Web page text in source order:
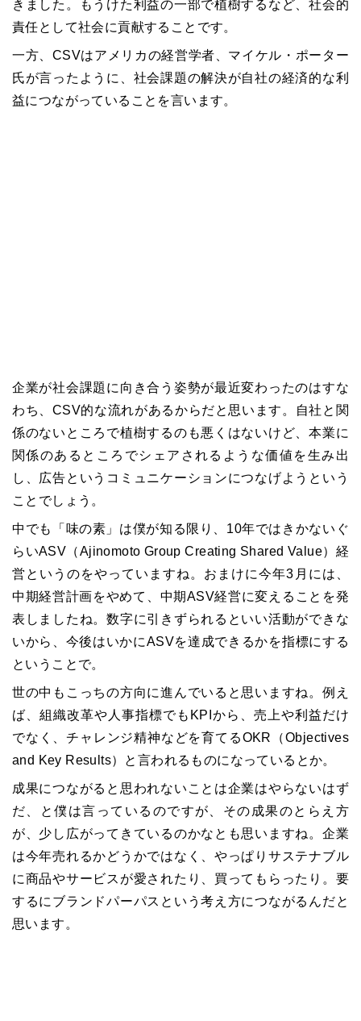
きました。もうけた利益の一部で植樹するなど、社会的
責任として社会に貢献することです。
一方、CSVはアメリカの経営学者、マイケル・ポーター
氏が言ったように、社会課題の解決が自社の経済的な利
益につながっていることを言います。
企業が社会課題に向き合う姿勢が最近変わったのはすな
わち、CSV的な流れがあるからだと思います。自社と関
係のないところで植樹するのも悪くはないけど、本業に
関係のあるところでシェアされるような価値を生み出
し、広告というコミュニケーションにつなげようという
ことでしょう。
中でも「味の素」は僕が知る限り、10年ではきかないぐ
らいASV（Ajinomoto Group Creating Shared Value）経
営というのをやっていますね。おまけに今年3月には、
中期経営計画をやめて、中期ASV経営に変えることを発
表しましたね。数字に引きずられるといい活動ができな
いから、今後はいかにASVを達成できるかを指標にする
ということで。
世の中もこっちの方向に進んでいると思いますね。例え
ば、組織改革や人事指標でもKPIから、売上や利益だけ
でなく、チャレンジ精神などを育てるOKR（Objectives
and Key Results）と言われるものになっているとか。
成果につながると思われないことは企業はやらないはず
だ、と僕は言っているのですが、その成果のとらえ方
が、少し広がってきているのかなとも思いますね。企業
は今年売れるかどうかではなく、やっぱりサステナブル
に商品やサービスが愛されたり、買ってもらったり。要
するにブランドパーパスという考え方につながるんだと
思います。